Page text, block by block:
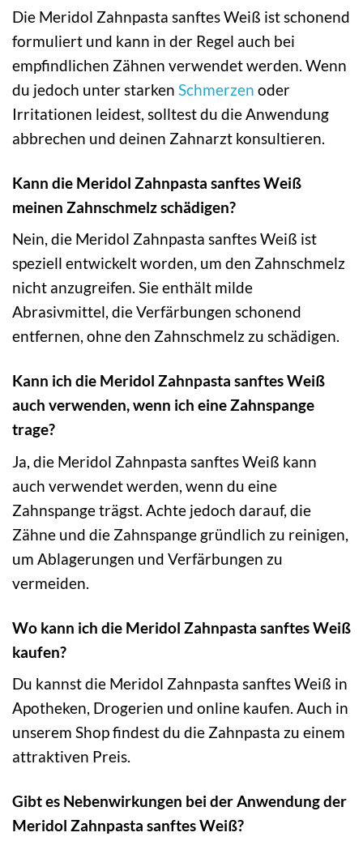
Die Meridol Zahnpasta sanftes Weiß ist schonend
formuliert und kann in der Regel auch bei
empfindlichen Zähnen verwendet werden. Wenn
du jedoch unter starken Schmerzen oder
Irritationen leidest, solltest du die Anwendung
abbrechen und deinen Zahnarzt konsultieren.
Kann die Meridol Zahnpasta sanftes Weiß
meinen Zahnschmelz schädigen?
Nein, die Meridol Zahnpasta sanftes Weiß ist
speziell entwickelt worden, um den Zahnschmelz
nicht anzugreifen. Sie enthält milde
Abrasivmittel, die Verfärbungen schonend
entfernen, ohne den Zahnschmelz zu schädigen.
Kann ich die Meridol Zahnpasta sanftes Weiß
auch verwenden, wenn ich eine Zahnspange
trage?
Ja, die Meridol Zahnpasta sanftes Weiß kann
auch verwendet werden, wenn du eine
Zahnspange trägst. Achte jedoch darauf, die
Zähne und die Zahnspange gründlich zu reinigen,
um Ablagerungen und Verfärbungen zu
vermeiden.
Wo kann ich die Meridol Zahnpasta sanftes Weiß
kaufen?
Du kannst die Meridol Zahnpasta sanftes Weiß in
Apotheken, Drogerien und online kaufen. Auch in
unserem Shop findest du die Zahnpasta zu einem
attraktiven Preis.
Gibt es Nebenwirkungen bei der Anwendung der
Meridol Zahnpasta sanftes Weiß?